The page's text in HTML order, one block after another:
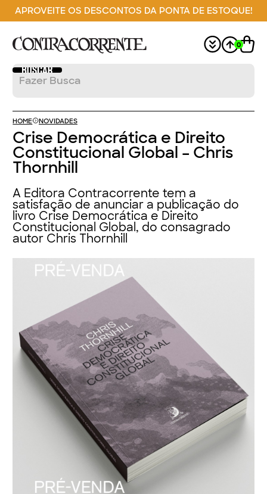
APROVEITE OS DESCONTOS DA PONTA DE ESTOQUE!
0
HOME NOVIDADES
Crise Democrática e Direito
Constitucional Global – Chris
Thornhill
A Editora Contracorrente tem a
satisfação de anunciar a publicação do
livro Crise Democrática e Direito
Constitucional Global, do consagrado
autor Chris Thornhill